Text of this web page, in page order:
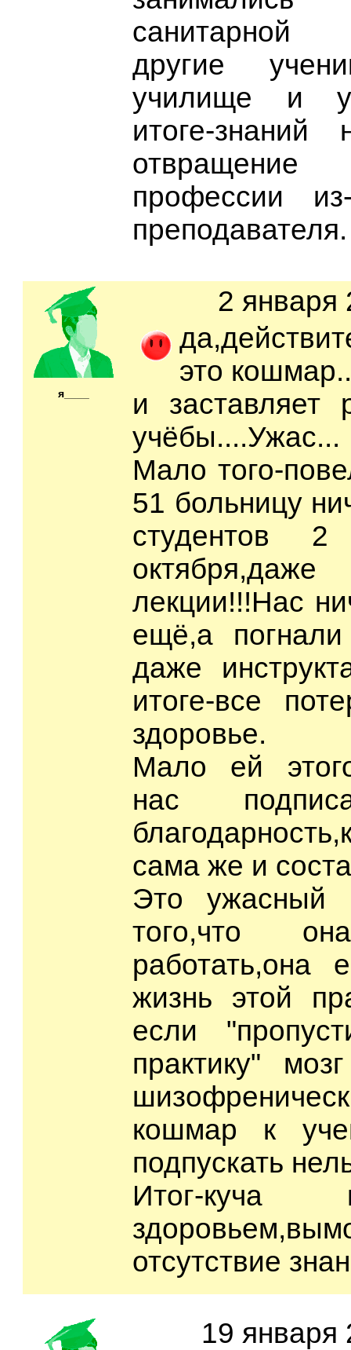
санитарной
другие
училище и
итоге-
профессии
преподавателя.
я____
2 января
это
и заставляет
учёбы....Ужас...
Мало того-
51 больницу
студентов
лекции!!!Нас
ещё,а
даже
итоге-все
здоровье.
Мало ей
нас
сама же и
Это ужасный
того,что
работать,она
жизнь этой
если
практику"
кошмар к
подпускать
Итог-
отсутствие
19 января